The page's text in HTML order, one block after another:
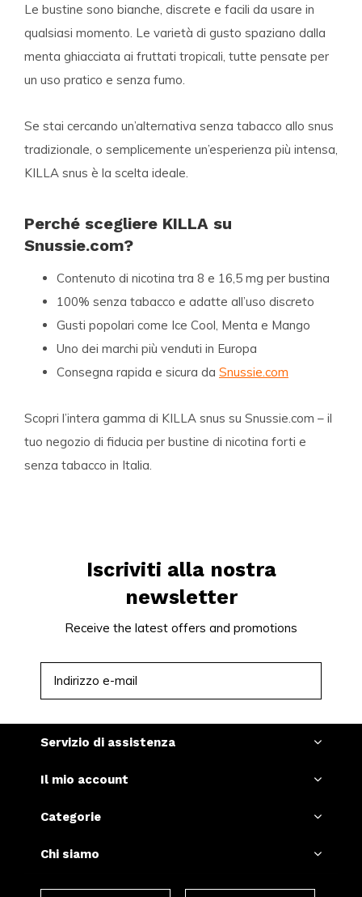
Le bustine sono bianche, discrete e facili da usare in
qualsiasi momento. Le varietà di gusto spaziano dalla
menta ghiacciata ai fruttati tropicali, tutte pensate per
un uso pratico e senza fumo.
Se stai cercando un’alternativa senza tabacco allo snus
tradizionale, o semplicemente un’esperienza più intensa,
KILLA snus è la scelta ideale.
Perché scegliere KILLA su
Snussie.com?
Contenuto di nicotina tra 8 e 16,5 mg per bustina
100% senza tabacco e adatte all’uso discreto
Gusti popolari come Ice Cool, Menta e Mango
Uno dei marchi più venduti in Europa
Consegna rapida e sicura da Snussie.com
Scopri l’intera gamma di KILLA snus su Snussie.com – il
tuo negozio di fiducia per bustine di nicotina forti e
senza tabacco in Italia.
Iscriviti alla nostra
newsletter
Receive the latest offers and promotions
Servizio di assistenza
Il mio account
Categorie
Chi siamo